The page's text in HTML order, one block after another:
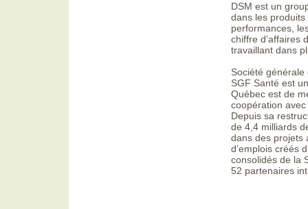
DSM est un
dans les
performances,
chiffre d’affaires
travaillant dans
Société
SGF Santé est
Québec est de
coopération
Depuis sa
de 4,4 milliards
dans des projets
d’emplois créés
consolidés de la
52 partenaires